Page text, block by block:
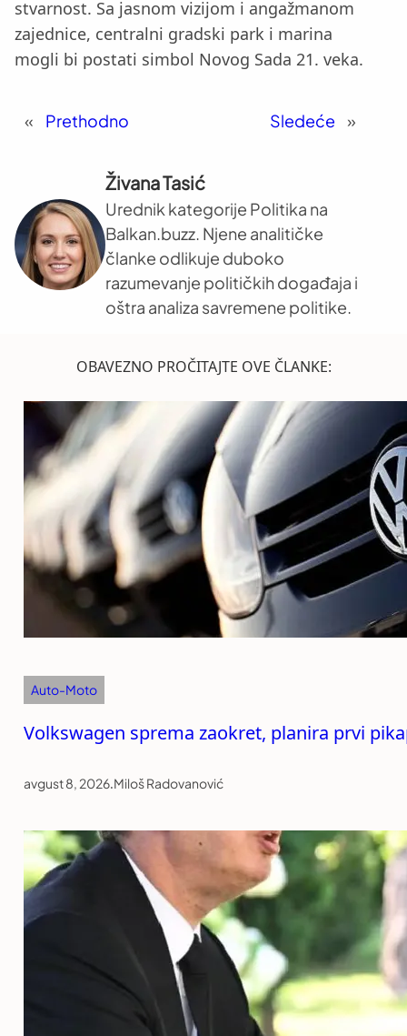
stvarnost. Sa jasnom vizijom i angažmanom
zajednice, centralni gradski park i marina
mogli bi postati simbol Novog Sada 21. veka.
« Prethodno Sledeće »
Živana Tasić
Urednik kategorije Politika na
Balkan.buzz. Njene analitičke
članke odlikuje duboko
razumevanje političkih događaja i
oštra analiza savremene politike.
OBAVEZNO PROČITAJTE OVE ČLANKE:
Auto-Moto
Volkswagen sprema zaokret, planira prvi
avgust 8, 2026.Miloš Radovanović